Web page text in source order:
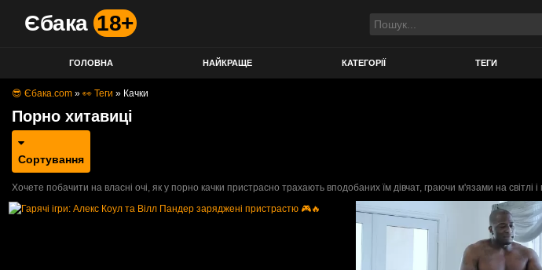
Єбака 18+
ГОЛОВНА НАЙКРАЩЕ КАТЕГОРІЇ ТЕГИ
😎 Єбака.com » 👀 Теги » Качки
Порно хитавиці
Сортування
Хочете побачити на власні очі, як у порно качки пристрасно трахають вподобаних їм дівчат, граючи м'язами на світлі